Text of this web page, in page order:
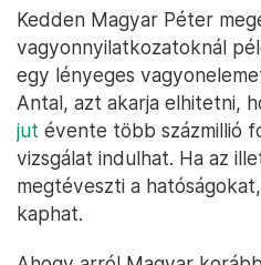
Kedden Magyar Péter
vagyonnyilatkozatoknál
egy lényeges
Antal, azt akarja elhitetni,
jut évente több százmillió
vizsgálat indulhat. Ha az
megtéveszti a
kaphat.